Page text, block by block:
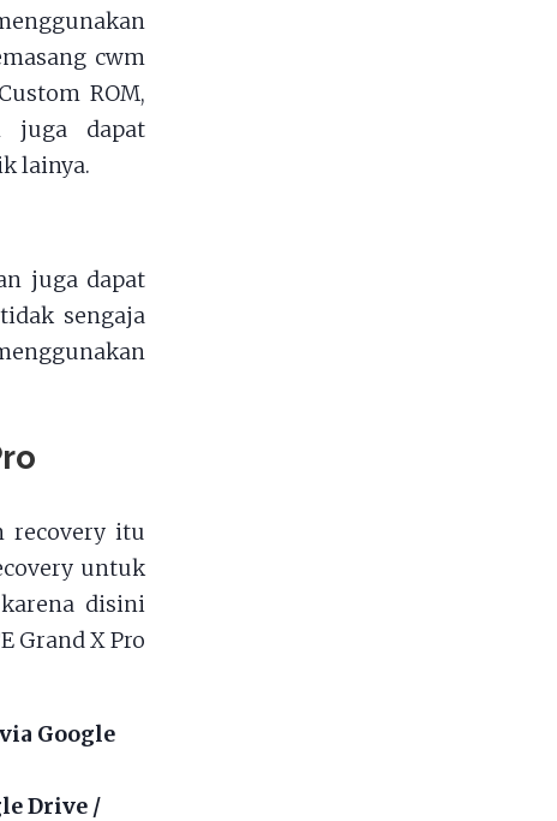
cwm
ROM,
juga dapat
lainya.
juga dapat
sengaja
recovery itu
untuk
disini
Grand X Pro
via Google
Drive /